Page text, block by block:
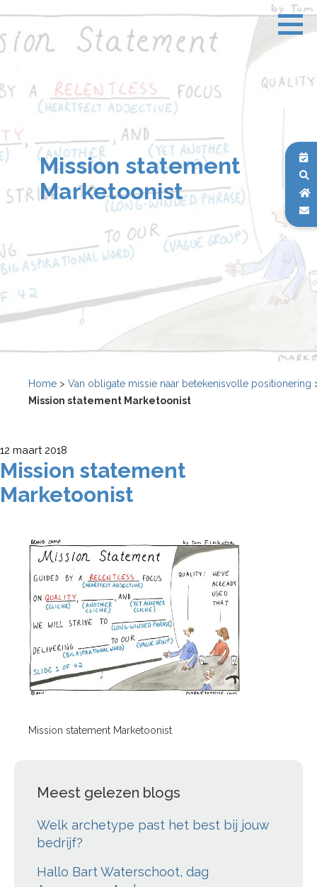
Mission statement
Marketoonist
Home > Van obligate missie naar betekenisvolle positionering
Mission statement Marketoonist
12 maart 2018
Mission statement
Marketoonist
Mission statement Marketoonist
Meest gelezen blogs
Welk archetype past het best bij jouw
bedrijf?
Hallo Bart Waterschoot, dag